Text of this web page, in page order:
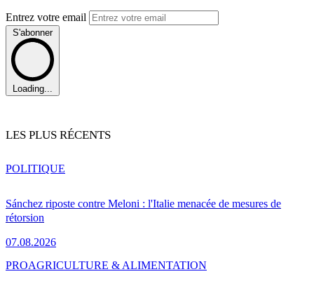
Entrez votre email
S'abonner
Loading...
LES PLUS RÉCENTS
Sánchez riposte contre Meloni : l'Italie menacée de mesures de
rétorsion
07.08.2026
POLITIQUE
PROAGRICULTURE & ALIMENTATION